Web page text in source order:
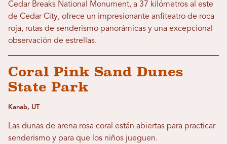
Cedar Breaks National Monument, a 37 kilómetros al este
de Cedar City, ofrece un impresionante anfiteatro de roca
roja, rutas de senderismo panorámicas y una excepcional
observación de estrellas.
Coral Pink Sand Dunes
State Park
Kanab, UT
Las dunas de arena rosa coral están abiertas para practicar
senderismo y para que los niños jueguen.